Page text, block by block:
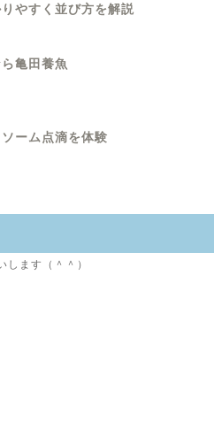
やすく並び方を解説
亀田養魚
ーム点滴を体験
します（＾＾）